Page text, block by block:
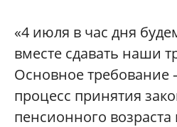
«4 июля в час дня
вместе сдавать наши
Основное требование
процесс принятия
пенсионного возраста